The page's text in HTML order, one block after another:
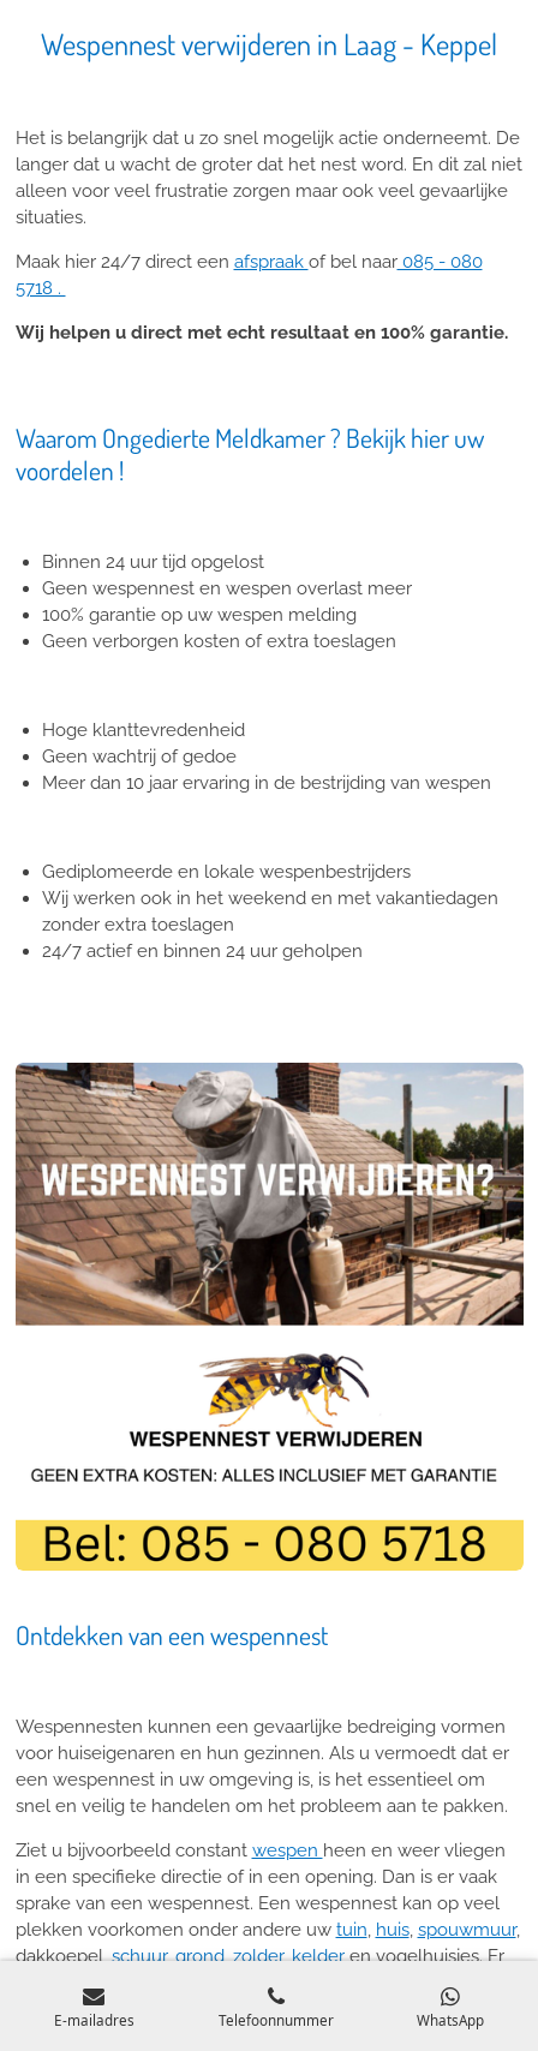
Wespennest verwijderen in Laag - Keppel
Het is belangrijk dat u zo snel mogelijk actie onderneemt. De
langer dat u wacht de groter dat het nest word. En dit zal niet
alleen voor veel frustratie zorgen maar ook veel gevaarlijke
situaties.
Maak hier 24/7 direct een afspraak of bel naar085 - 080
5718 .
Wij helpen u direct met echt resultaat en 100% garantie.
Waarom Ongedierte Meldkamer ? Bekijk hier uw
voordelen !
Binnen 24 uur tijd opgelost
Geen wespennest en wespen overlast meer
100% garantie op uw wespen melding
Geen verborgen kosten of extra toeslagen
Hoge klanttevredenheid
Geen wachtrij of gedoe
Meer dan 10 jaar ervaring in de bestrijding van wespen
Gediplomeerde en lokale wespenbestrijders
Wij werken ook in het weekend en met vakantiedagen
zonder extra toeslagen
24/7 actief en binnen 24 uur geholpen
Ontdekken van een wespennest
Wespennesten kunnen een gevaarlijke bedreiging vormen
voor huiseigenaren en hun gezinnen. Als u vermoedt dat er
een wespennest in uw omgeving is, is het essentieel om
snel en veilig te handelen om het probleem aan te pakken.
Ziet u bijvoorbeeld constant wespen heen en weer vliegen
in een specifieke directie of in een opening. Dan is er vaak
sprake van een wespennest. Een wespennest kan op veel
plekken voorkomen onder andere uw tuin, huis, spouwmuur,
dakkoepel,schuur,grond,zolder,kelderen vogelhuisjes. Er
moet dan zo snel mogelijk actie worden ondernomen om
het probleem zo snel mogelijk onder controle te krijgen.
E-mailadres Telefoonnummer WhatsApp